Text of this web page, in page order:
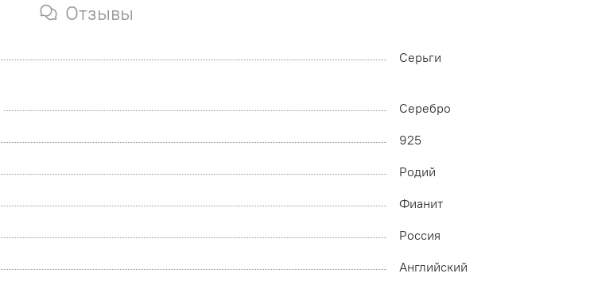
Отзывы
Серьги
Серебро
925
Родий
Фианит
Россия
Английский